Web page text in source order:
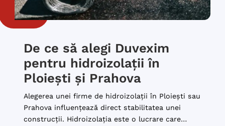
De ce să alegi Duvexim
pentru hidroizolații în
Ploiești și Prahova
Alegerea unei firme de hidroizolații în Ploiești sau
Prahova influențează direct stabilitatea unei
construcții. Hidroizolația este o lucrare care